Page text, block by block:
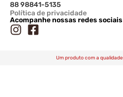
88 98841-5135
Política de privacidade
Acompanhe nossas redes sociais
Um produto com a qualidade